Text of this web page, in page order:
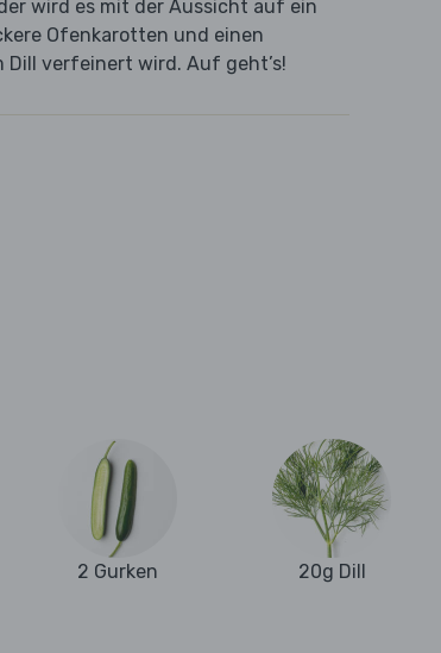
wird es mit der Aussicht auf ein
Ofenkarotten und einen
verfeinert wird. Auf geht’s!
2 Gurken 20g Dill